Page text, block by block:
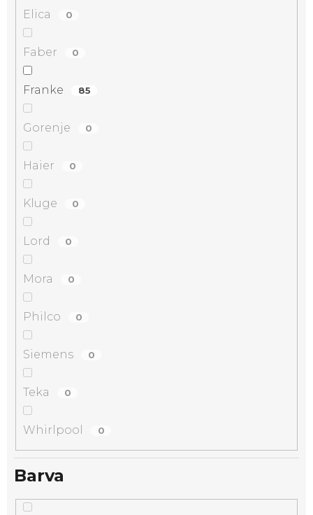
Elica 0
Faber 0
Franke 85
Gorenje 0
Haier 0
Kluge 0
Lord 0
Mora 0
Philco 0
Siemens 0
Teka 0
Whirlpool 0
Barva